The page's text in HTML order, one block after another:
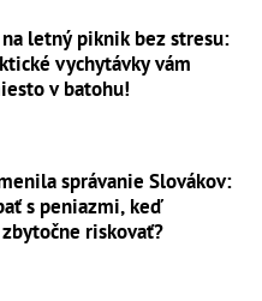
letný piknik bez stresu:
vychytávky vám
v batohu!
správanie Slovákov:
s peniazmi, keď
riskovať?